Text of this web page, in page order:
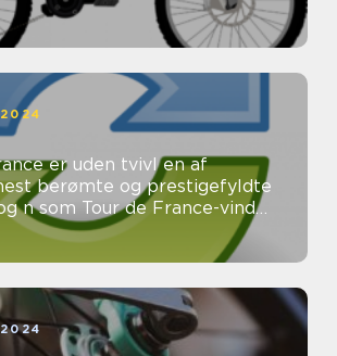
er uden tvivl en af
berømte og prestigefyldte
n som Tour de France-vinder
og æret af ryttere ...